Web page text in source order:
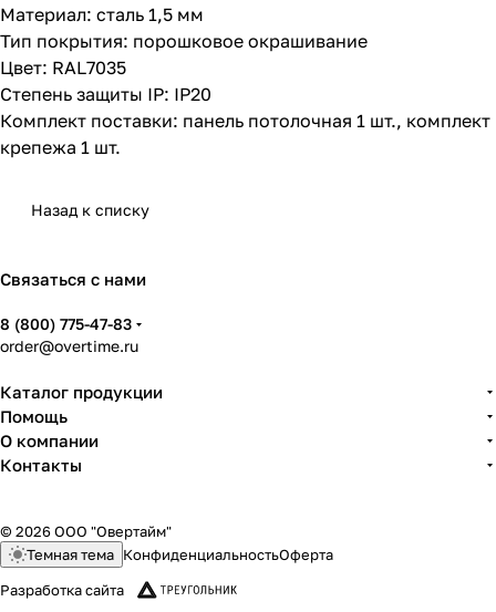
Материал: сталь 1,5 мм
Тип покрытия: порошковое окрашивание
Цвет: RAL7035
Степень защиты IP: IP20
Комплект поставки: панель потолочная 1 шт., комплект
крепежа 1 шт.
Назад к списку
Связаться с нами
8 (800) 775-47-83
order@overtime.ru
Каталог продукции
Помощь
О компании
Контакты
© 2026 ООО "Овертайм"
Темная тема КонфиденциальностьОферта
Разработка сайта